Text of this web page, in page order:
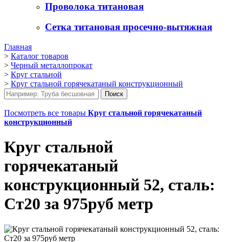
Проволока титановая
Сетка титановая просечно-вытяжная
Главная
> Каталог товаров
> Черный металлопрокат
> Круг стальной
> Круг стальной горячекатаный конструкционный
Посмотреть все товары Круг стальной горячекатаный
конструкционный
Круг стальной
горячекатаный
конструкционный 52, сталь:
Ст20 за 975руб метр